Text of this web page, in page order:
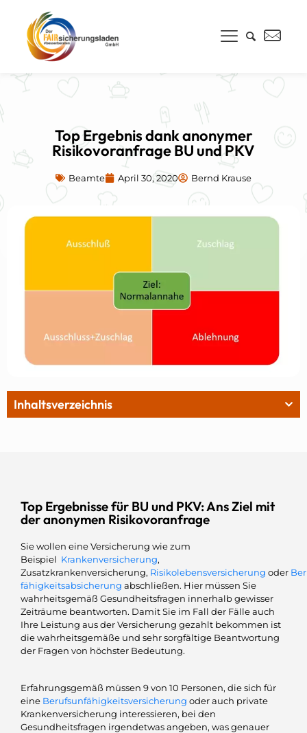
Top Ergebnis dank anonymer
Risikovoranfrage BU und PKV
Beamte April 30, 2020 Bernd Krause
Inhaltsverzeichnis
Top Ergebnisse für BU und PKV: Ans Ziel mit
der anonymen Risikovoranfrage
Sie wollen eine Versicherung wie zum
Beispiel Krankenversicherung,
Zusatzkrankenversicherung, Risikolebensversicherung oder
fähigkeitsabsicherung abschließen. Hier müssen Sie
wahrheitsgemäß Gesundheitsfragen innerhalb gewisser
Zeiträume beantworten. Damit Sie im Fall der Fälle auch
Ihre Leistung aus der Versicherung gezahlt bekommen ist
die wahrheitsgemäße und sehr sorgfältige Beantwortung
der Fragen von höchster Bedeutung.
Erfahrungsgemäß müssen 9 von 10 Personen, die sich für
eine Berufsunfähigkeitsversicherung oder auch private
Krankenversicherung interessieren, bei den
Gesundheitsfragen irgendetwas angeben, was genauer